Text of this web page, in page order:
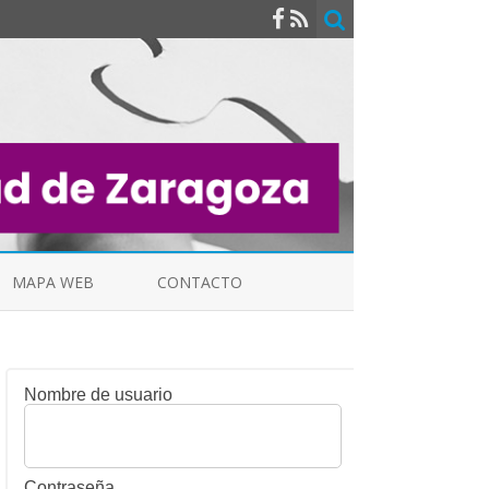
MAPA WEB CONTACTO
Nombre de usuario